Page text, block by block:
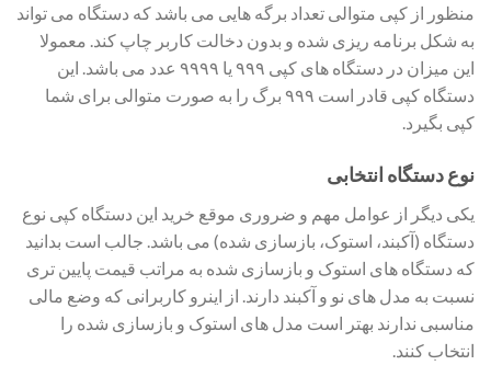
منظور از کپی متوالی تعداد برگه هایی می باشد که دستگاه می تواند
به شکل برنامه ریزی شده و بدون دخالت کاربر چاپ کند. معمولا
این میزان در دستگاه های کپی ۹۹۹ یا ۹۹۹۹ عدد می باشد. این
دستگاه کپی قادر است ۹۹۹ برگ را به صورت متوالی برای شما
کپی بگیرد.
نوع دستگاه انتخابی
یکی دیگر از عوامل مهم و ضروری موقع خرید این دستگاه کپی نوع
دستگاه (آکبند، استوک، بازسازی شده) می باشد. جالب است بدانید
که دستگاه های استوک و بازسازی شده به مراتب قیمت پایین تری
نسبت به مدل های نو و آکبند دارند. از اینرو کاربرانی که وضع مالی
مناسبی ندارند بهتر است مدل های استوک و بازسازی شده را
انتخاب کنند.